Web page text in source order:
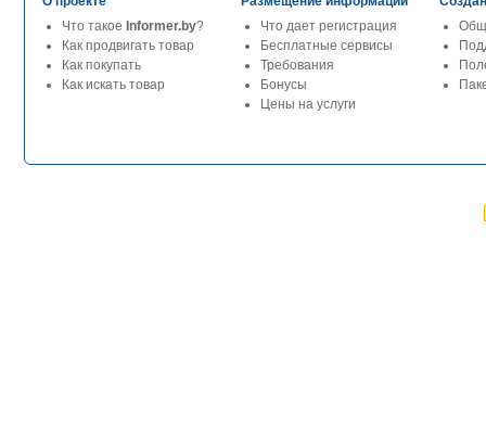
Что такое Informer.by?
Как продвигать товар
Как покупать
Как искать товар
Что дает регистрация
Бесплатные сервисы
Требования
Бонусы
Цены на услуги